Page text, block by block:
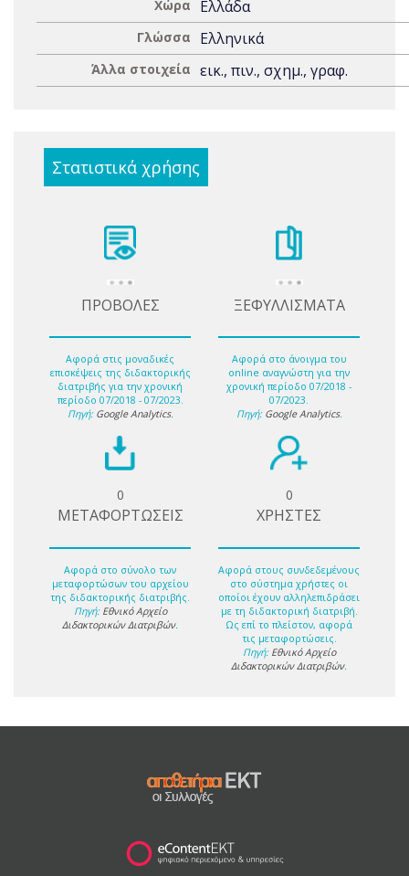
Χώρα Ελλάδα
Γλώσσα Ελληνικά
Άλλα στοιχεία εικ., πιν., σχημ., γραφ.
Στατιστικά χρήσης
ΠΡΟΒΟΛΕΣ
Αφορά στις μοναδικές
επισκέψεις της διδακτορικής
διατριβής για την χρονική
περίοδο 07/2018 - 07/2023.
Πηγή: Google Analytics.
ΞΕΦΥΛΛΙΣΜΑΤΑ
Αφορά στο άνοιγμα του
online αναγνώστη για την
χρονική περίοδο 07/2018 -
07/2023.
Πηγή: Google Analytics.
0
ΜΕΤΑΦΟΡΤΩΣΕΙΣ
Αφορά στο σύνολο των
μεταφορτώσων του αρχείου
της διδακτορικής διατριβής.
Πηγή: Εθνικό Αρχείο
Διδακτορικών Διατριβών.
0
ΧΡΗΣΤΕΣ
Αφορά στους συνδεδεμένους
στο σύστημα χρήστες οι
οποίοι έχουν αλληλεπιδράσει
με τη διδακτορική διατριβή.
Ως επί το πλείστον, αφορά
τις μεταφορτώσεις.
Πηγή: Εθνικό Αρχείο
Διδακτορικών Διατριβών.